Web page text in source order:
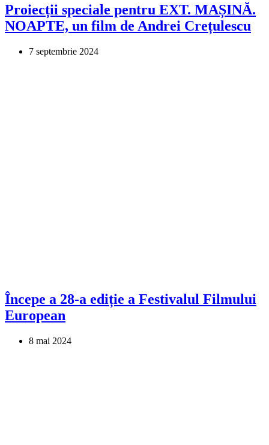
Proiecții speciale pentru EXT. MAȘINĂ.
NOAPTE, un film de Andrei Crețulescu
7 septembrie 2024
Începe a 28-a ediție a Festivalul Filmului
European
8 mai 2024